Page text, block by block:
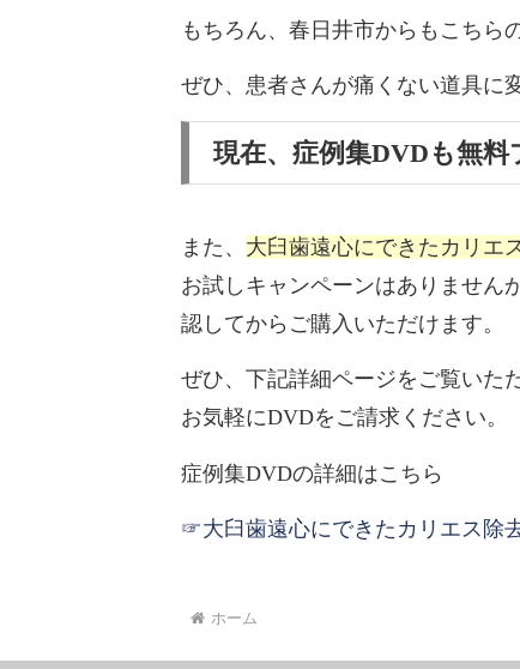
もちろん、春日井市からもこちら
ぜひ、患者さんが痛くない道具に
現在、症例集DVDも無料
また、 大臼歯遠心にできたカリエ
お試しキャンペーンはありませんが
認してからご購入いただけます。
ぜひ、下記詳細ページをご覧いた
お気軽にDVDをご請求ください。
症例集DVDの詳細はこちら
☞大臼歯遠心にできたカリエス除
ホーム